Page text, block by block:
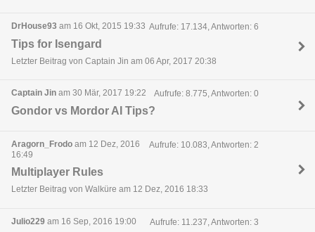
DrHouse93 am 16 Okt, 2015 19:33 Aufrufe: 17.134, Antworten: 6
Tips for Isengard
Letzter Beitrag von Captain Jin am 06 Apr, 2017 20:38
Captain Jin am 30 Mär, 2017 19:22 Aufrufe: 8.775, Antworten: 0
Gondor vs Mordor AI Tips?
Aragorn_Frodo am 12 Dez, 2016
16:49
Aufrufe: 10.083, Antworten: 2
Multiplayer Rules
Letzter Beitrag von Walküre am 12 Dez, 2016 18:33
Julio229 am 16 Sep, 2016 19:00 Aufrufe: 11.237, Antworten: 3